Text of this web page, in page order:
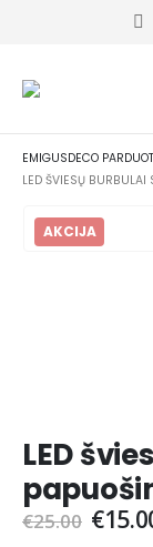
EMIGUSDECO
LED ŠVIESŲ BURBULAI
AKCIJA
LED
€25.00 €